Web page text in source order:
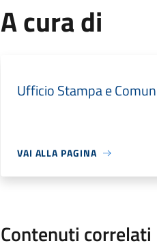
A cura di
Ufficio Stampa e
VAI ALLA PAGINA
Contenuti correlati